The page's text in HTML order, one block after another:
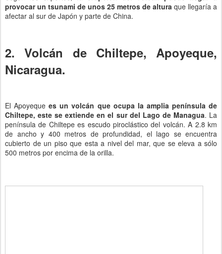
provocar un tsunami de unos 25 metros de altura que llegaría a
afectar al sur de Japón y parte de China.
2. Volcán de Chiltepe, Apoyeque,
Nicaragua.
El Apoyequees un volcán que ocupa la amplia península de
Chiltepe, este se extiende en el sur del Lago de Managua. La
península de Chiltepe es escudo piroclástico del volcán. A 2.8 km
de ancho y 400 metros de profundidad, el lago se encuentra
cubierto de un piso que esta a nivel del mar, que se eleva a sólo
500 metros por encima de la orilla.